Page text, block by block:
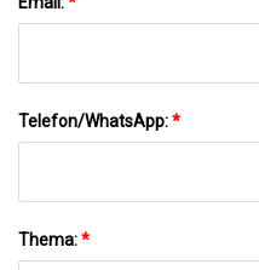
Telefon/WhatsApp:*
Thema:*